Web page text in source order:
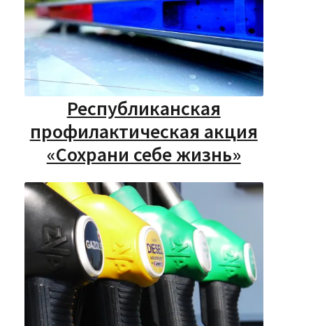
Республиканская
профилактическая акция
«Сохрани себе жизнь»